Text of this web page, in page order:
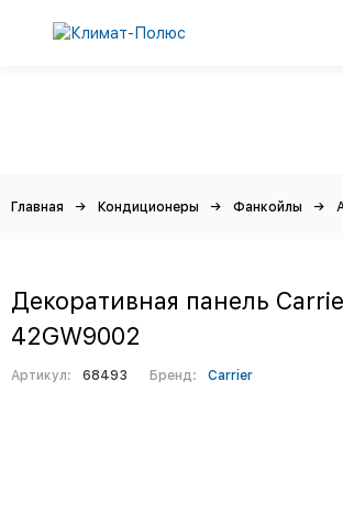
Главная Кондиционеры Фанкойлы
Декоративная панель
42GW9002
Артикул: 68493 Бренд: Carrier